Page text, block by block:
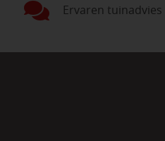
Ervaren tuinadvies